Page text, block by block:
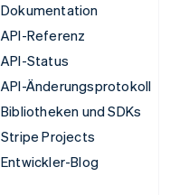
Dokumentation
API-Referenz
API-Status
API-Änderungsprotokoll
Bibliotheken und SDKs
Stripe Projects
Entwickler-Blog